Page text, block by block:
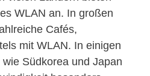
WLAN an. In großen
Cafés,
mit WLAN. In einigen
Südkorea und Japan